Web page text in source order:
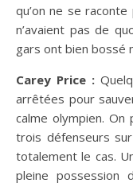
qu’on ne se
n’avaient pas de
gars ont bien bossé
Carey Price :
arrêtées pour
calme olympien.
trois défenseurs
totalement le cas.
pleine possession